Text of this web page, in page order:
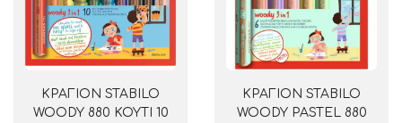
ΚΡΑΓΙΟΝ STABILO
WOODY 880 ΚΟΥΤΙ 10
ΚΡΑΓΙΟΝ STABILO
WOODY PASTEL 880